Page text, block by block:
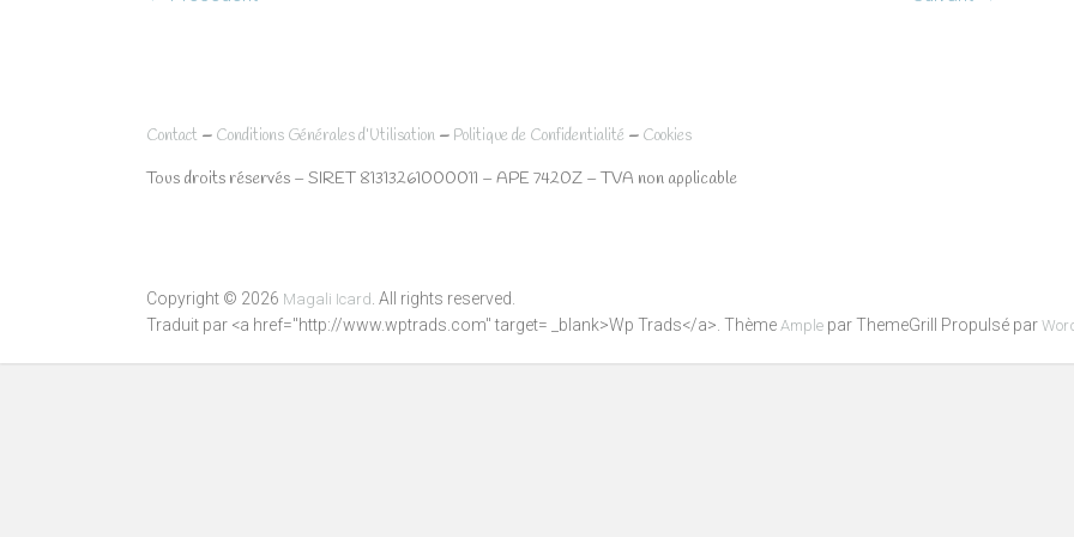
Contact – Conditions Générales d’Utilisation – Politique de Confidentialité – Cookies
Tous droits réservés – SIRET 81313261000011 – APE 7420Z – TVA non applicable
Copyright © 2026 Magali Icard . All rights reserved.
Traduit par <a href="http://www.wptrads.com" target= _blank>Wp Trads</a>. Thème Ample par ThemeGrill Propulsé par